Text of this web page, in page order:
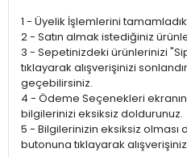
1 - Üyelik İşlemlerini
2 - Satın almak istediğiniz
3 - Sepetinizdeki ürünlerinizi
tıklayarak alışverişinizi
geçebilirsiniz.
4 - Ödeme Seçenekleri
bilgilerinizi eksiksiz doldurunuz.
5 - Bilgilerinizin eksiksiz olması
butonuna tıklayarak